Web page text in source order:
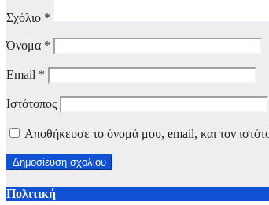
Σχόλιο *
Όνομα *
Email *
Ιστότοπος
Αποθήκευσε το όνομά μου, email, και τον
Πολιτική